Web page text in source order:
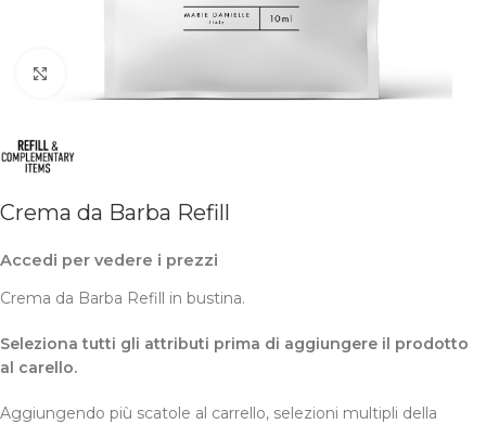
Crema da Barba Refill
Accedi per vedere i prezzi
Crema da Barba Refill in bustina.
Seleziona tutti gli attributi prima di aggiungere il prodotto
al carello.
Aggiungendo più scatole al carrello, selezioni multipli della